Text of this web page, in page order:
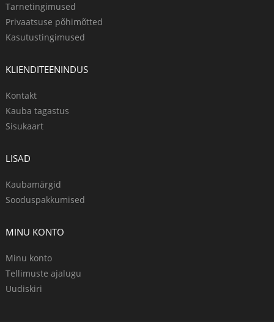
Tarnetingimused
Privaatsuse põhimõtted
Kasutustingimused
KLIENDITEENINDUS
Kontakt
Kauba tagastus
Sisukaart
LISAD
Kaubamärgid
Sooduspakkumised
MINU KONTO
Minu konto
Tellimuste ajalugu
Uudiskiri